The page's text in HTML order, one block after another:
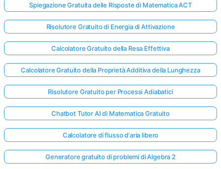
Spiegazione Gratuita delle Risposte di Matematica ACT
Risolutore Gratuito di Energia di Attivazione
Calcolatore Gratuito della Resa Effettiva
Calcolatore Gratuito della Proprietà Additiva della Lunghezza
Risolutore Gratuito per Processi Adiabatici
Chatbot Tutor AI di Matematica Gratuito
Calcolatore di flusso d'aria libero
Generatore gratuito di problemi di Algebra 2